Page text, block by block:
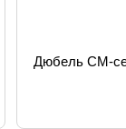
Дюбель СМ-